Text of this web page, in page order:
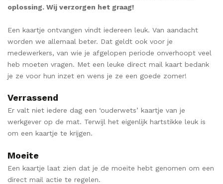
oplossing. Wij verzorgen het graag!
Een kaartje ontvangen vindt iedereen leuk. Van aandacht
worden we allemaal beter. Dat geldt ook voor je
medewerkers, van wie je afgelopen periode onverhoopt veel
heb moeten vragen. Met een leuke direct mail kaart bedank
je ze voor hun inzet en wens je ze een goede zomer!
Verrassend
Er valt niet iedere dag een ‘ouderwets’ kaartje van je
werkgever op de mat. Terwijl het eigenlijk hartstikke leuk is
om een kaartje te krijgen.
Moeite
Een kaartje laat zien dat je de moeite hebt genomen om een
direct mail actie te regelen.